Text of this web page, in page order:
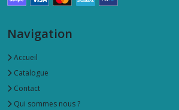
Navigation
Accueil
Catalogue
Contact
Qui sommes nous ?